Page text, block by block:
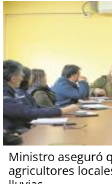
Ministro aseguró
agricultores